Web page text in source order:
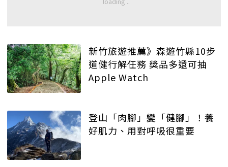
新竹旅遊推薦》森遊竹縣10步
道健行解任務 獎品多還可抽
Apple Watch
登山「肉腳」變「健腳」！養
好肌力、用對呼吸很重要